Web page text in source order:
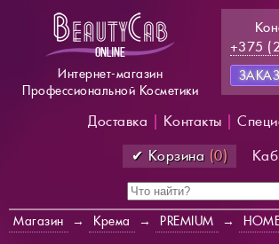
Интернет-магазин
Профессиональной Косметики
+375
Доставка Контакты
✔ Корзина (0)
Магазин → Крема → PREMIUM →